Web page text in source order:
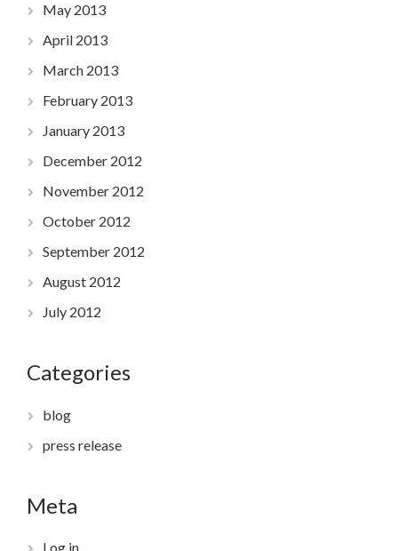
May 2013
April 2013
March 2013
February 2013
January 2013
December 2012
November 2012
October 2012
September 2012
August 2012
July 2012
Categories
blog
press release
Meta
Log in